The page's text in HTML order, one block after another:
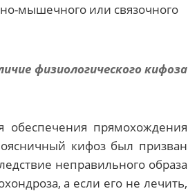
мышечного или связочного
физиологического кифоза
обеспечения прямохождения
кифоз был призван
неправильного образа
а если его не лечить,